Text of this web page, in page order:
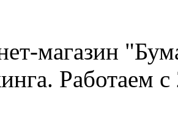
магазин
Работаем с